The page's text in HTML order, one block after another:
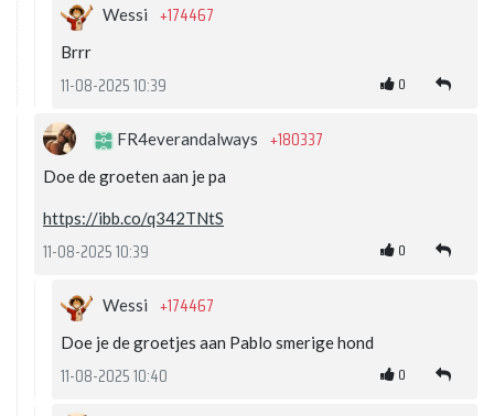
Wessi +174467
Brrr
11-08-2025 10:39 0
FR4everandalways +180337
Doe de groeten aan je pa
https://ibb.co/q342TNtS
11-08-2025 10:39 0
Wessi +174467
Doe je de groetjes aan Pablo smerige hond
11-08-2025 10:40 0